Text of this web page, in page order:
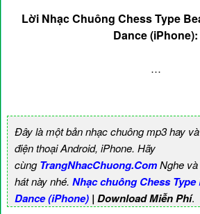
Lời Nhạc Chuông Chess Type
Dance (iPhone):
…
Đây là một bản nhạc chuông mp3 hay
điện thoại Android, iPhone. Hãy
cùngTrangNhacChuong.ComNghe
hát này nhé. Nhạc chuông Chess
Dance (iPhone) | Download Miễn Phí.